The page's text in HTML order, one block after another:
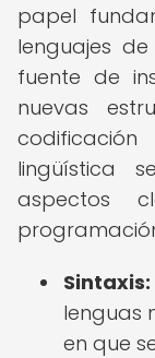
papel
lenguajes
fuente de
nuevas
lingüística
aspectos
Sintaxis:
lenguas
en que